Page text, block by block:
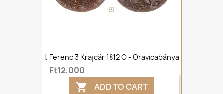
I. Ferenc 3 Krajcár 1812 O - Oravicabánya
Ft12,000
 ADD TO CART